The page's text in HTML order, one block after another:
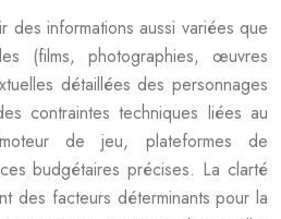
des informations aussi variées que
(films, photographies, œuvres
détaillées des personnages
contraintes techniques liées au
de jeu, plateformes de
budgétaires précises. La clarté
des facteurs déterminants pour la